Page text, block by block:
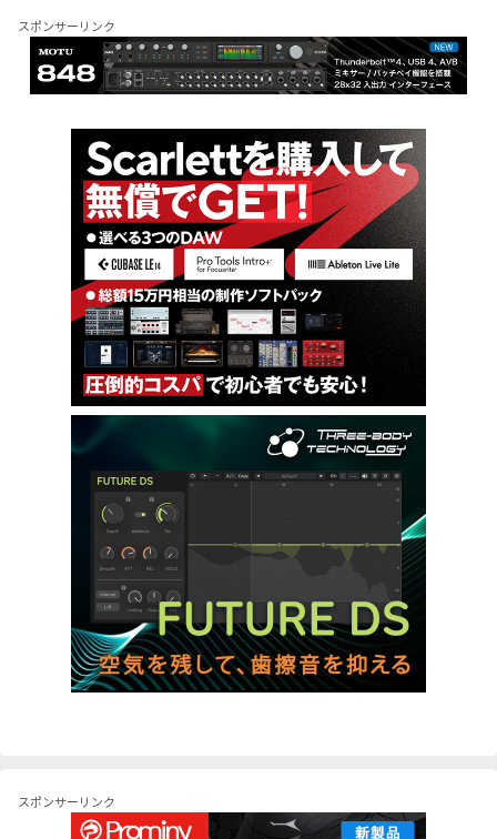
スポンサーリンク
スポンサーリンク